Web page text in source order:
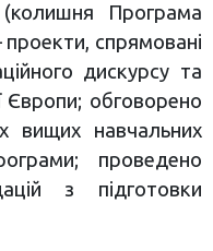
(колишня Програма
спрямовані
дискурсу та
Європи; обговорено
вищих навчальних
проведено
з підготовки